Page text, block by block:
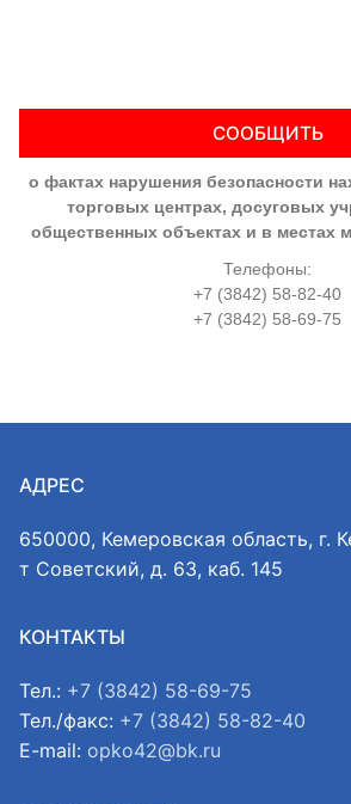
СООБЩИТЬ
о фактах нарушения безопасности
торговых центрах, досуговых
общественных объектах и в местах
Телефоны:
+7 (3842) 58-82-40
+7 (3842) 58-69-75
АДРЕС
650000, Кемеровская область, г.
т Советский, д. 63, каб. 145
КОНТАКТЫ
Тел.: +7 (3842) 58-69-75
Тел./факс: +7 (3842) 58-82-40
E-mail: opko42@bk.ru